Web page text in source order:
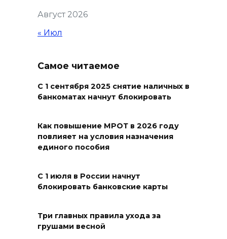
08 августа 2026 23:10
Пусть съест ребенок капусту,
приметы на 9 августа
предупреждать об угрозе
БПЛА по радио
На Дону обсудили вопросы
медицинской помощи с
участием федеральных
Август 2026
« Июл
Самое читаемое
С 1 сентября 2025 снятие наличных в
банкоматах начнут блокировать
Как повышение МРОТ в 2026 году
повлияет на условия назначения
единого пособия
С 1 июля в России начнут
блокировать банковские карты
Три главных правила ухода за
грушами весной